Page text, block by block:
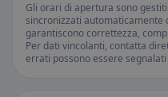
Gli orari di apertura sono
sincronizzati automaticamente
garantiscono correttezza,
Per dati vincolanti, contatta
errati possono essere